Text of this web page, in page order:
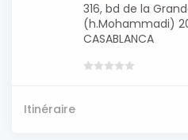
316, bd de la
(h.Mohammadi)
CASABLANCA
Itinéraire